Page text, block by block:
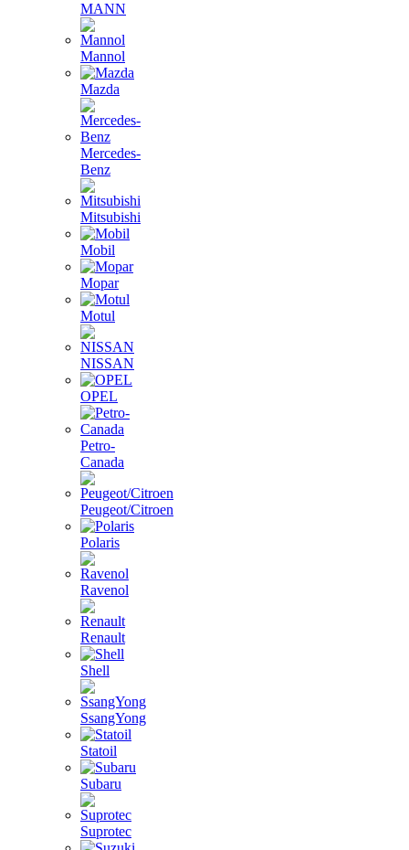
MANN
Mannol
Mazda
Mercedes-
Benz
Mitsubishi
Mobil
Mopar
Motul
NISSAN
OPEL
Petro-
Canada
Peugeot/Citroen
Polaris
Ravenol
Renault
Shell
SsangYong
Statoil
Subaru
Suprotec